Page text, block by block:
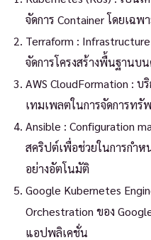
จัดการ Container โดยเฉพ
Terraform :
จัดการโครงสร้างพื้นฐาน
AWS CloudFormation : บ
เทมเพลตในการจัดการทรั
Ansible : Configuration
สคริปต์เพื่อช่วยในการกำห
อย่างอัตโนมัติ
Google Kubernetes
Orchestration ของ
แอปพลิเคชั่น